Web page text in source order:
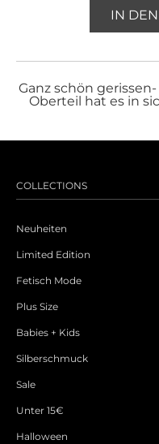
IN
Ganz schön
Oberteil hat es in
COLLECTIONS
Neuheiten
Limited Edition
Fetisch Mode
Plus Size
Babies + Kids
Silberschmuck
Sale
Unter 15€
Halloween